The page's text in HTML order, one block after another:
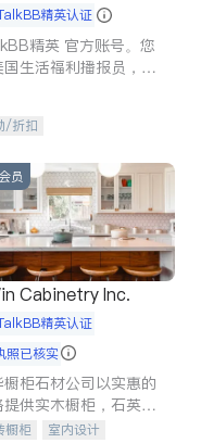
精英认证
精英 官方账号。您
国生活福利播报员，精
福利。
/折扣
员
Cabinetry Inc.
精英认证
照已核实
橱柜石材公司以实惠的
提供实木橱柜，石英石
，多种优质不锈钢水
橱柜
室内设计